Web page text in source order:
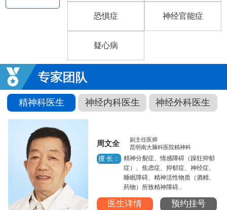
恐惧症 神经官能症
疑心病
精神科医生 神经内科医生 神经外科医生
周文全
副主任医师
昆明南大脑科医院精神科
擅 长：
精神分裂症、情感障碍（躁狂抑郁
症）、焦虑症、抑郁症、神经症、
睡眠障碍、精神活性物质（酒精、
药物）所致精神障碍..
医生详情 预约挂号